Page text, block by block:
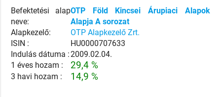
Befektetési alap
neve:
OTP Föld Kincsei Árupiaci Alapok
Alapja A sorozat
Alapkezelő:
OTP Alapkezelő Zrt.
ISIN :
HU0000707633
Indulás dátuma :2009.02.04.
1 éves hozam :
29,4 %
3 havi hozam : 14,9 %